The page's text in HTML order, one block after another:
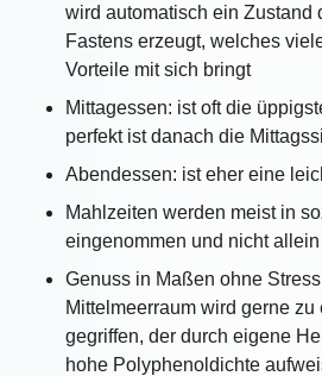
wird automatisch ein Zustand
Fastens erzeugt, welches
Vorteile mit sich bringt
Mittagessen: ist oft die
perfekt ist danach die
Abendessen: ist eher eine
Mahlzeiten werden meist in
eingenommen und nicht allein
Genuss in Maßen ohne
Mittelmeerraum wird gerne
gegriffen, der durch eigene
hohe Polyphenoldichte